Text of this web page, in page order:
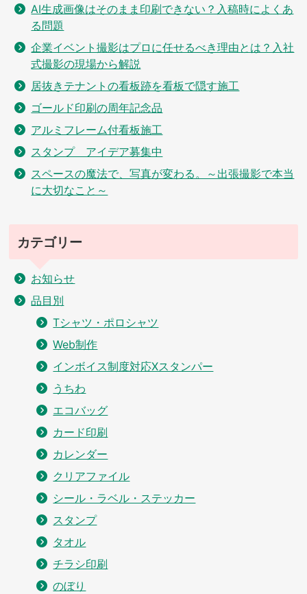
AI生成画像はそのまま印刷できない？入稿時によくあ
る問題
企業イベント撮影はプロに任せるべき理由とは？入社
式撮影の現場から解説
居抜きテナントの看板跡を看板で隠す施工
ゴールド印刷の周年記念品
アルミフレーム付看板施工
スタンプ アイデア募集中
スペースの魔法で、写真が変わる。～出張撮影で本当
に大切なこと～
カテゴリー
お知らせ
品目別
Tシャツ・ポロシャツ
Web制作
インボイス制度対応Xスタンパー
うちわ
エコバッグ
カード印刷
カレンダー
クリアファイル
シール・ラベル・ステッカー
スタンプ
タオル
チラシ印刷
のぼり